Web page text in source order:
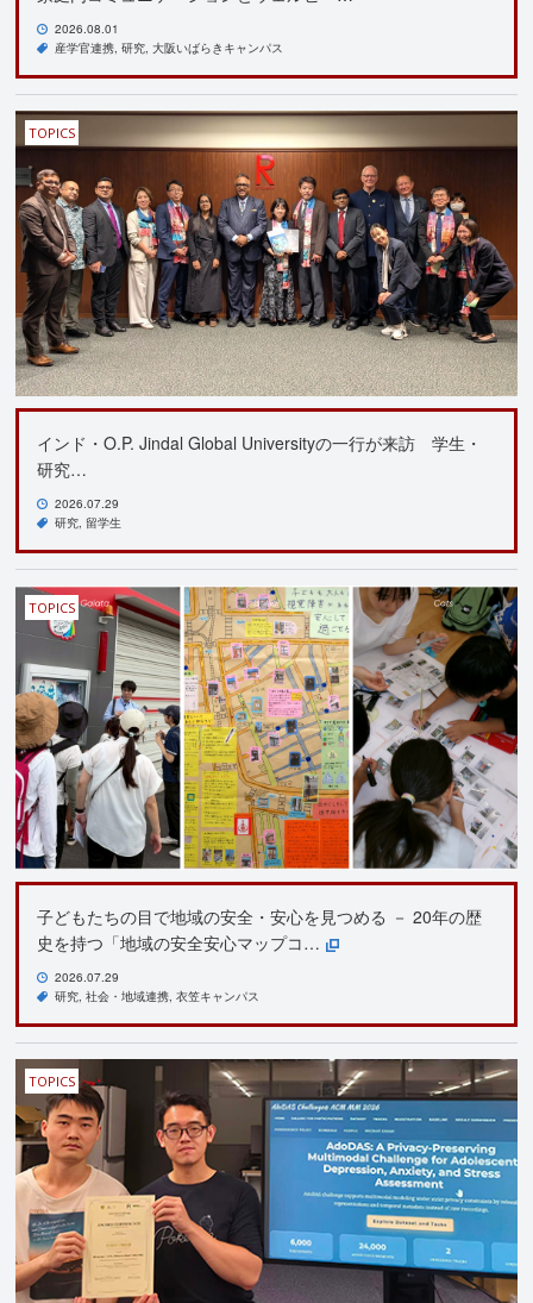
2026.08.01
産学官連携 研究 大阪いばらきキャンパス
TOPICS
インド・O.P. Jindal Global Universityの一行が来訪 学生・
研究…
2026.07.29
研究 留学生
TOPICS
子どもたちの目で地域の安全・安心を見つめる － 20年の歴
史を持つ「地域の安全安心マップコ…
2026.07.29
研究 社会・地域連携 衣笠キャンパス
TOPICS